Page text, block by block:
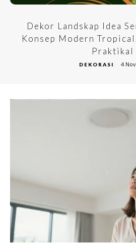
Dekor Landskap Idea
Konsep Modern
Praktikal
DEKORASI 4